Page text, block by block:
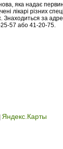
яка надає
лікарі різних
Знаходиться за
57 або 41-20-75.
Яндекс.Карты